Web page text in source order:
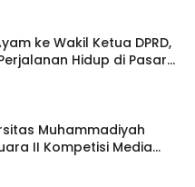
ke Wakil Ketua DPRD,
Hidup di Pasar
Muhammadiyah
II Kompetisi Media
Tingkat Internasional